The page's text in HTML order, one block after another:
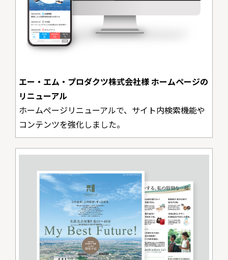
エー・エム・プロダクツ株式会社様 ホームページの
リニューアル
ホームぺージリニューアルで、サイト内検索機能や
コンテンツを強化しました。